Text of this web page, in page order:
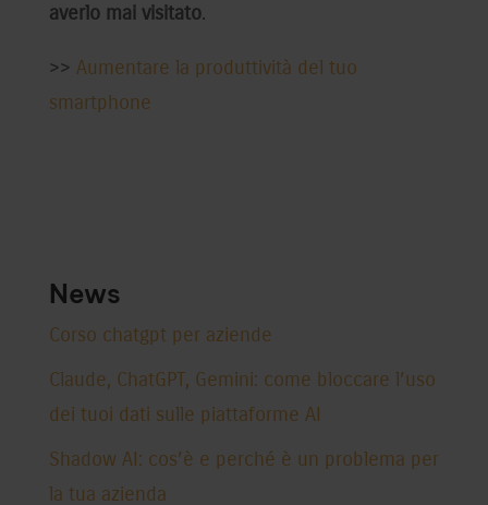
averlo mai visitato.
>> Aumentare la produttività del tuo
smartphone
News
Corso chatgpt per aziende
Claude, ChatGPT, Gemini: come bloccare l’uso
dei tuoi dati sulle piattaforme AI
Shadow AI: cos’è e perché è un problema per
la tua azienda